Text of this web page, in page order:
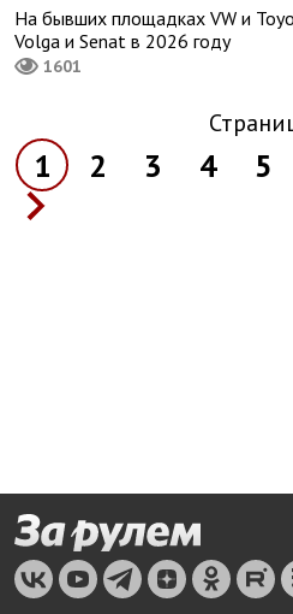
На бывших площадках VW и
Volga и Senat в 2026 году
1601
1 2 3 4 5